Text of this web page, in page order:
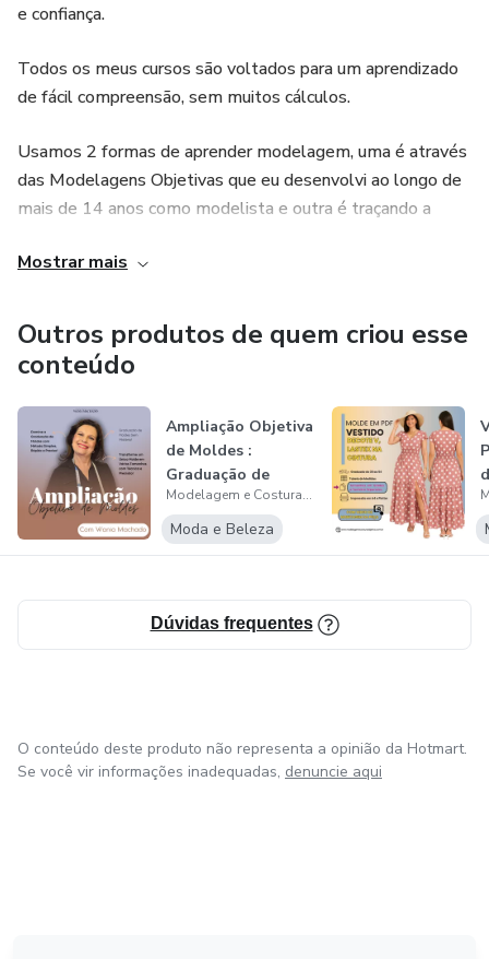
e confiança.
Todos os meus cursos são voltados para um aprendizado
de fácil compreensão, sem muitos cálculos.
Usamos 2 formas de aprender modelagem, uma é através
das Modelagens Objetivas que eu desenvolvi ao longo de
mais de 14 anos como modelista e outra é traçando a
modelagem sob medida.
Assim a pessoa pode desenvolver o seu trabalho da forma
que achar mais fácil fazer.
Mostrar mais
Outros produtos de quem criou esse
conteúdo
Ampliação Objetiva
de Moldes :
Graduação de
Moldes Sem
Misté...
Modelagem e Costura Objetiva
Moda e Beleza
Dúvidas frequentes
O conteúdo deste produto não representa a opinião da Hotmart.
Se você vir informações inadequadas, denuncie aqui